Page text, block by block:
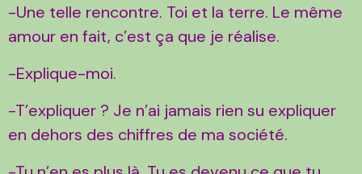
-Une telle rencontre. Toi et la terre. Le même
amour en fait, c’est ça que je réalise.
-Explique-moi.
-T’expliquer ? Je n’ai jamais rien su expliquer
en dehors des chiffres de ma société.